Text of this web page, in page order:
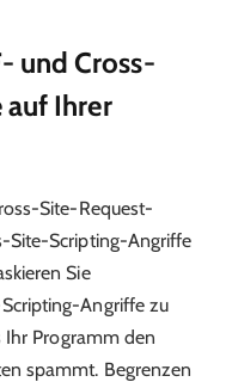
und Cross-
Ihrer
Site-Request-
Site-Scripting-Angriffe
Sie
Angriffe zu
Ihr Programm den
spammt. Begrenzen